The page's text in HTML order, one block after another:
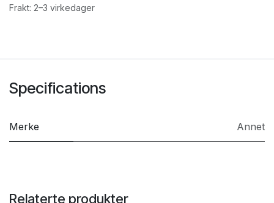
Frakt: 2–3 virkedager
Specifications
Merke Annet
Relaterte produkter